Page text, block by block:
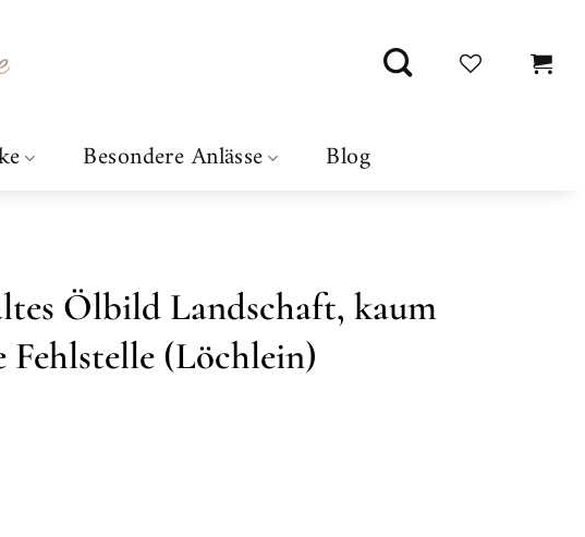
Besondere Anlässe Blog
Ölbild Landschaft, kaum
Fehlstelle (Löchlein)